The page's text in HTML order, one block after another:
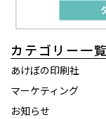
カテゴリー一覧
あけぼの印刷社
マーケティング
お知らせ